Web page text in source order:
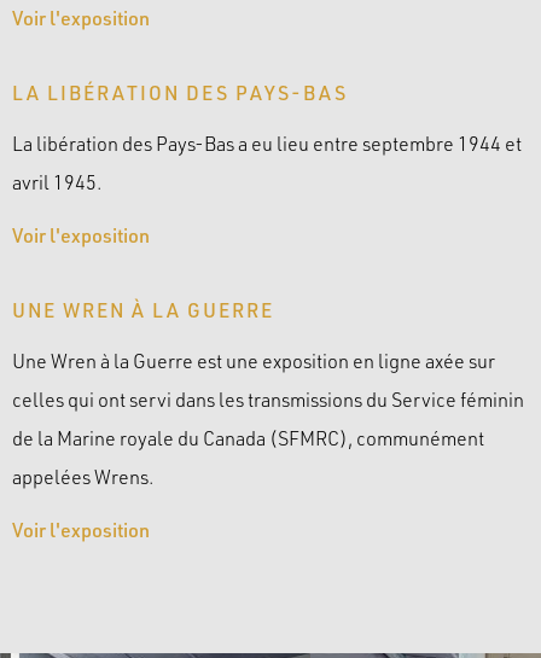
Voir l'exposition
LA LIBÉRATION DES PAYS-BAS
La libération des Pays-Bas a eu lieu entre septembre 1944 et
avril 1945.
Voir l'exposition
UNE WREN À LA GUERRE
Une Wren à la Guerre est une exposition en ligne axée sur
celles qui ont servi dans les transmissions du Service féminin
de la Marine royale du Canada (SFMRC), communément
appelées Wrens.
Voir l'exposition